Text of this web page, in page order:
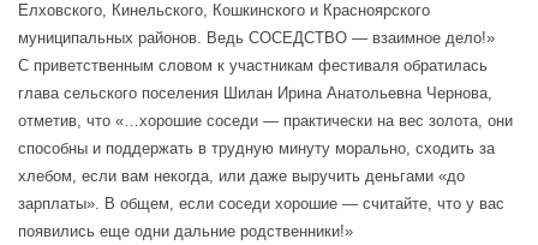
Елховского, Кинельского, Кошкинского и Красноярского
муниципальных районов. Ведь СОСЕДСТВО — взаимное дело!»
С приветственным словом к участникам фестиваля обратилась
глава сельского поселения Шилан Ирина Анатольевна Чернова,
отметив, что «…хорошие соседи — практически на вес золота, они
способны и поддержать в трудную минуту морально, сходить за
хлебом, если вам некогда, или даже выручить деньгами «до
зарплаты». В общем, если соседи хорошие — считайте, что у вас
появились еще одни дальние родственники!»